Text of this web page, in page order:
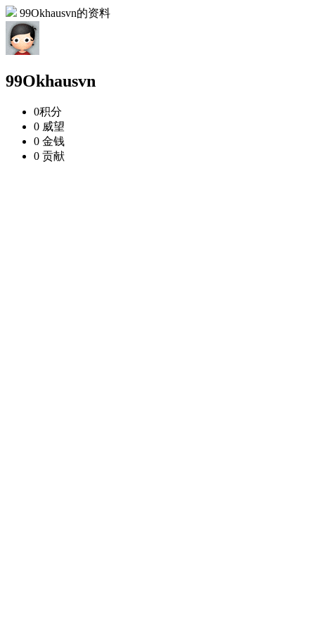
99Okhausvn的资料
99Okhausvn
0积分
0 威望
0 金钱
0 贡献